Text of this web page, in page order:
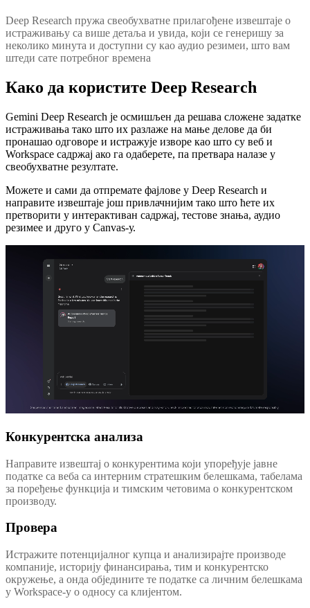
Deep Research пружа свеобухватне прилагођене извештаје о
истраживању са више детаља и увида, који се генеришу за
неколико минута и доступни су као аудио резимеи, што вам
штеди сате потребног времена
Како да користите Deep Research
Gemini Deep Research је осмишљен да решава сложене задатке
истраживања тако што их разлаже на мање делове да би
пронашао одговоре и истражује изворе као што су веб и
Workspace садржај ако га одаберете, па претвара налазе у
свеобухватне резултате.
Можете и сами да отпремате фајлове у Deep Research и
направите извештаје још привлачнијим тако што ћете их
претворити у интерактиван садржај, тестове знања, аудио
резимее и друго у Canvas-у.
Конкурентска анализа
Направите извештај о конкурентима који упоређује јавне
податке са веба са интерним стратешким белешкама, табелама
за поређење функција и тимским четовима о конкурентском
производу.
Провера
Истражите потенцијалног купца и анализирајте производе
компаније, историју финансирања, тим и конкурентско
окружење, а онда обједините те податке са личним белешкама
у Workspace-у о односу са клијентом.